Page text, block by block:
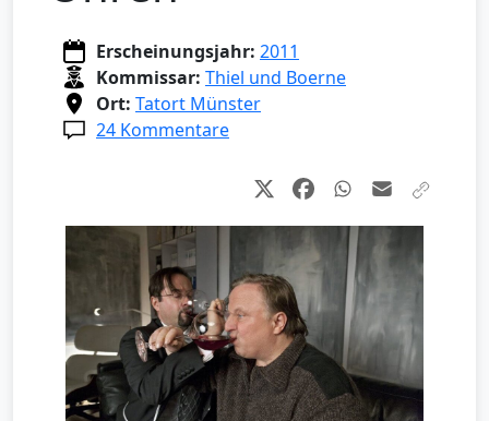
Erscheinungsjahr: 2011
Kommissar: Thiel und Boerne
Ort: Tatort Münster
24 Kommentare